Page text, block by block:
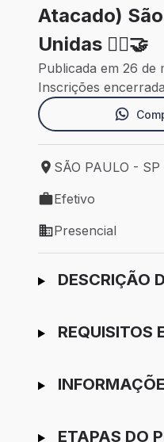
Atacado)
Unidas 🙎‍♂️🤝
Publicada em 26 de
Inscrições
Local de trabalho:
SÃO PAULO - SP
Tipo de vaga: Efetivo
Efetivo
Modelo de trabalho:
Presencial
Ir para candidatura
DESCRIÇÃO
REQUISITOS
ETAPAS DO